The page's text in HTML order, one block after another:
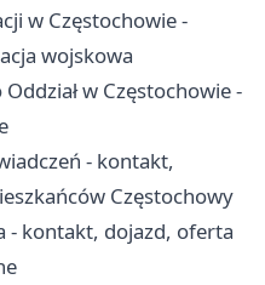
w Częstochowie -
wojskowa
w Częstochowie -
- kontakt,
Częstochowy
- kontakt, dojazd, oferta